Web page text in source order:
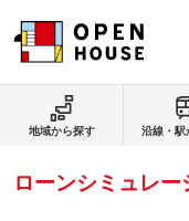
地域から探す 沿線・駅
ローンシミュレー